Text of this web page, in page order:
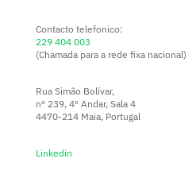
Contacto telefonico:
229 404 003
(Chamada para a rede fixa nacional)
Rua Simão Bolívar,
nº 239, 4º Andar, Sala 4
4470-214 Maia, Portugal
Linkedin